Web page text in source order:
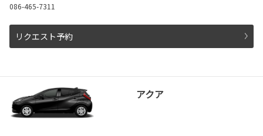
086-465-7311
リクエスト予約
アクア